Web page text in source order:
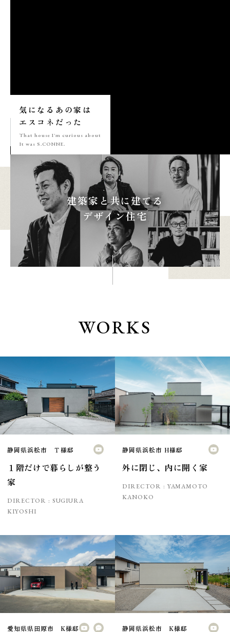
ACCESS MAP
アクセスマップ
プライバシーポリシー
本社
053-488-5127
10:00〜19:00 水曜定休
浜松店
053-430-5123
10:00〜19:00 水曜定休
気になる あの家は
エスコネ だった
That house I'm curious about
It was S.CONNE.
建築家と共に建てる
デザイン住宅
WORKS
静岡県浜松市 Ｔ様邸
１階だけで暮らしが整う
家
DIRECTOR : SUGIURA
KIYOSHI
静岡県浜松市 H様邸
外に閉じ、内に開く家
DIRECTOR : YAMAMOTO
KANOKO
愛知県県田原市 K様邸 静岡県浜松市 K様邸